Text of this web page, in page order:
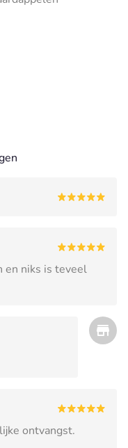
en niks is teveel
ontvangst.